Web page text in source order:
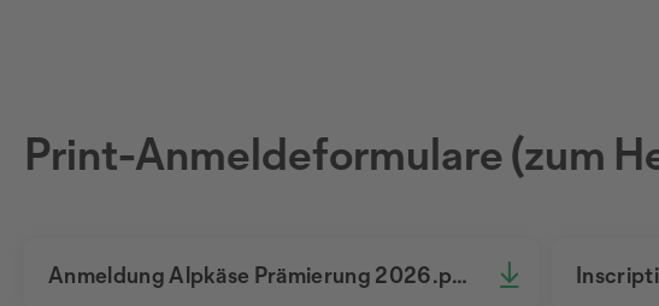
Print-Anmeldeformulare (zum
Anmeldung Alpkäse Prämierung 2026.pdf